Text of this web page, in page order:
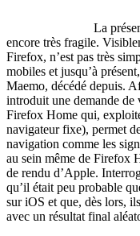
La
encore très fragile.
Firefox, n’est pas très
mobiles et jusqu’à
Maemo, décédé depuis.
introduit une demande
Firefox Home qui,
navigateur fixe), permet
navigation comme les
au sein même de Firefox
de rendu d’Apple.
qu’il était peu probable
sur iOS et que, dès lors,
avec un résultat final